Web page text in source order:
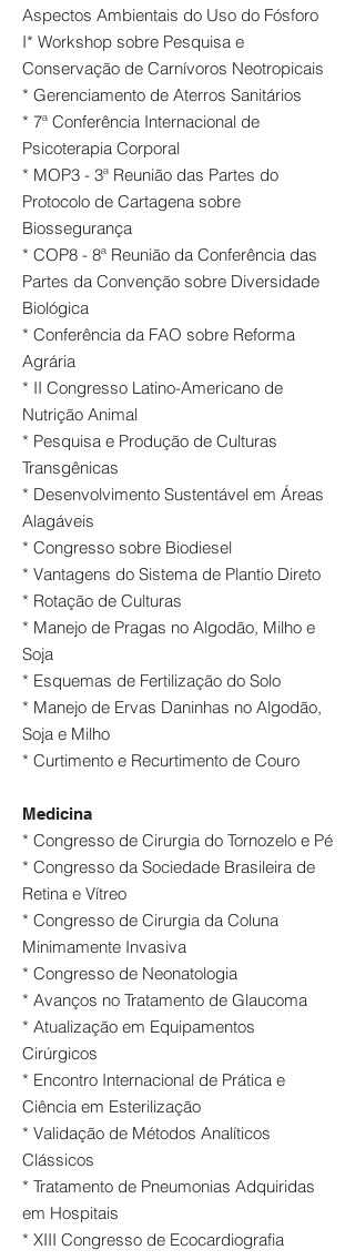
Aspectos Ambientais do Uso do Fósforo
I* Workshop sobre Pesquisa e
Conservação de Carnívoros Neotropicais
* Gerenciamento de Aterros Sanitários
* 7ª Conferência Internacional de
Psicoterapia Corporal
* MOP3 - 3ª Reunião das Partes do
Protocolo de Cartagena sobre
Biossegurança
* COP8 - 8ª Reunião da Conferência das
Partes da Convenção sobre Diversidade
Biológica
* Conferência da FAO sobre Reforma
Agrária
* II Congresso Latino-Americano de
Nutrição Animal
* Pesquisa e Produção de Culturas
Transgênicas
* Desenvolvimento Sustentável em Áreas
Alagáveis
* Congresso sobre Biodiesel
* Vantagens do Sistema de Plantio Direto
* Rotação de Culturas
* Manejo de Pragas no Algodão, Milho e
Soja
* Esquemas de Fertilização do Solo
* Manejo de Ervas Daninhas no Algodão,
Soja e Milho
* Curtimento e Recurtimento de Couro
Medicina
* Congresso de Cirurgia do Tornozelo e Pé
* Congresso da Sociedade Brasileira de
Retina e Vítreo
* Congresso de Cirurgia da Coluna
Minimamente Invasiva
* Congresso de Neonatologia
* Avanços no Tratamento de Glaucoma
* Atualização em Equipamentos
Cirúrgicos
* Encontro Internacional de Prática e
Ciência em Esterilização
* Validação de Métodos Analíticos
Clássicos
* Tratamento de Pneumonias Adquiridas
em Hospitais
* XIII Congresso de Ecocardiografia